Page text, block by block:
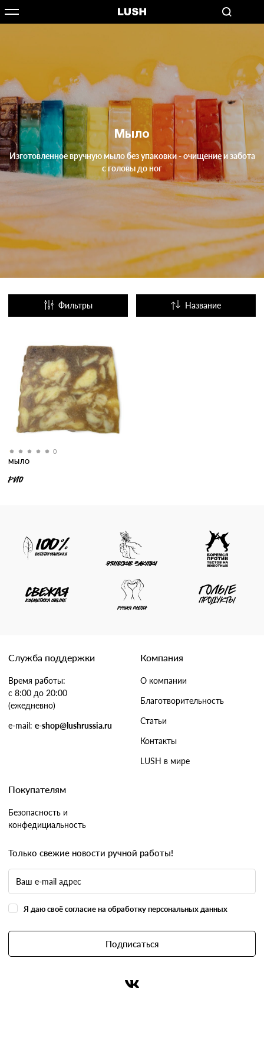
Мыло
Изготовленное вручную мыло без упаковки - очищение и забота
с головы до ног
Фильтры Название
0
МЫЛО
РИО
Служба поддержки
Время работы:
с 8:00 до 20:00
(ежедневно)
e-mail: e-shop@lushrussia.ru
Компания
О компании
Благотворительность
Статьи
Контакты
LUSH в мире
Покупателям
Безопасность и
конфедициальность
Только свежие новости ручной работы!
Я даю своё согласие на обработку персональных данных
Подписаться